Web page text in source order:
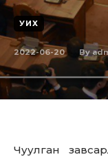
УИХ
2022-06-20 By
Чуулган